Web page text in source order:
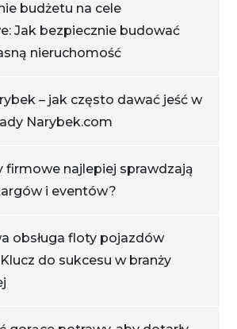
budżetu na cele
Jak bezpiecznie budować
nieruchomość
– jak często dawać jeść w
Narybek.com
firmowe najlepiej sprawdzają
i eventów?
obsługa floty pojazdów
do sukcesu w branży